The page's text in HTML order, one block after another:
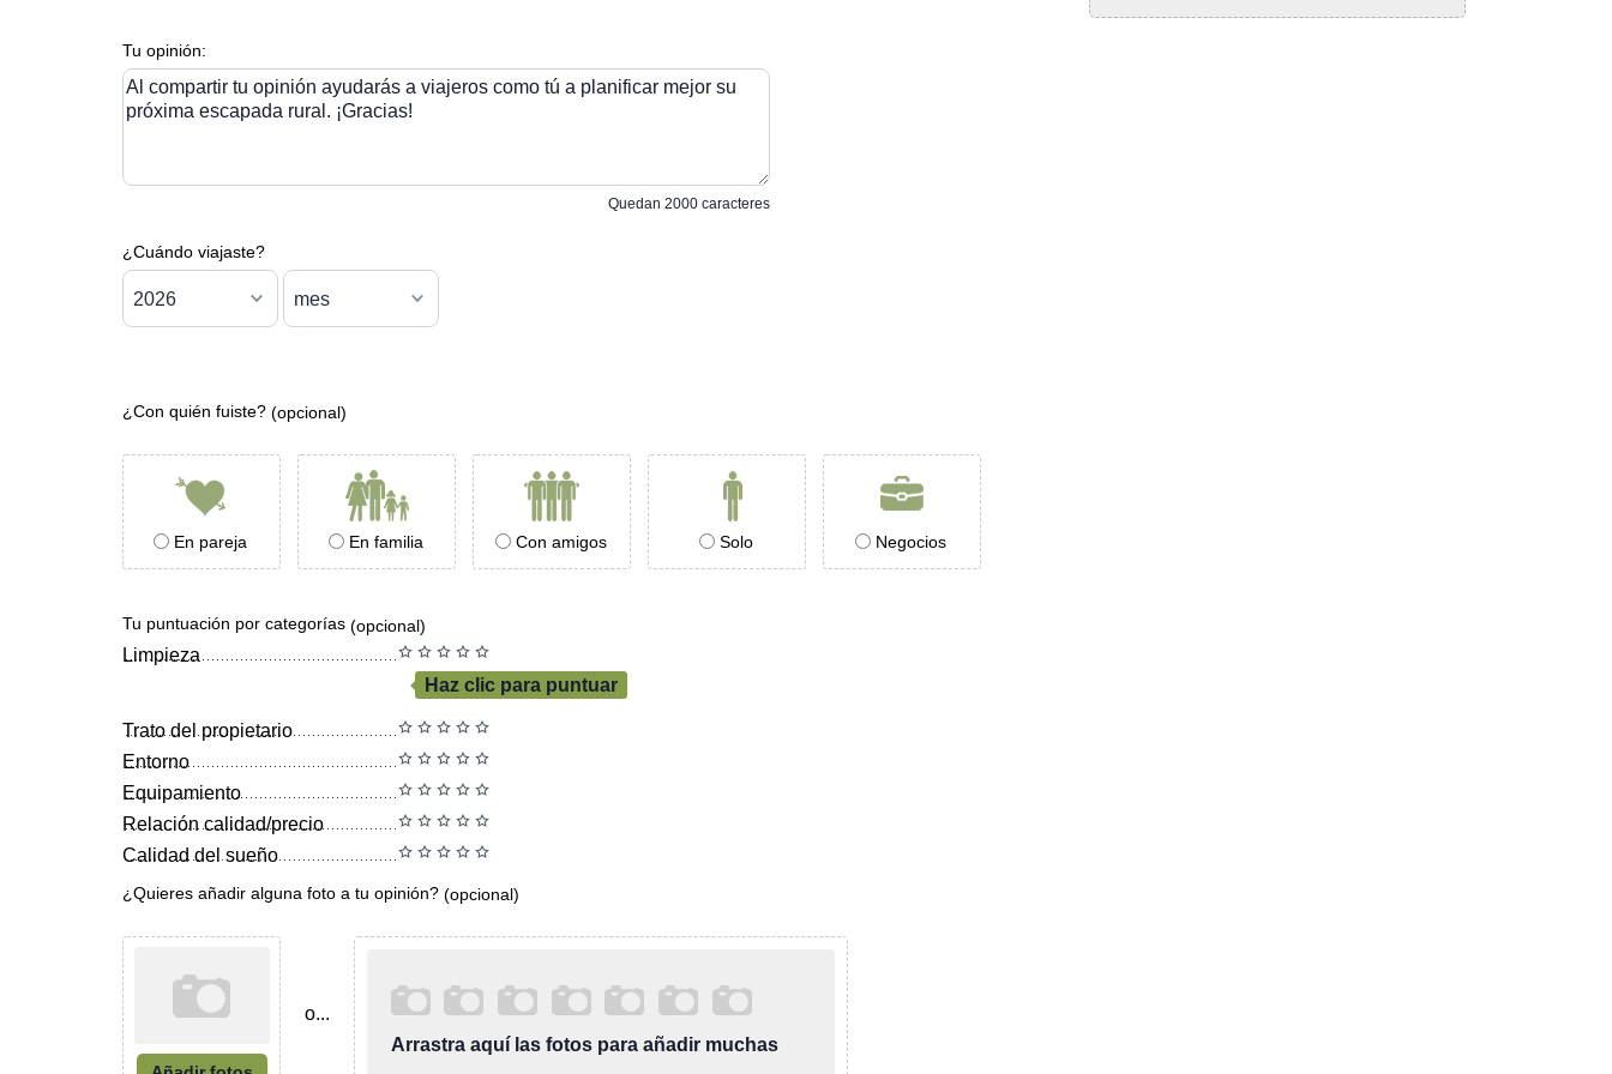
Tu opinión:
Al compartir tu opinión ayudarás a viajeros como tú a planificar mejor su
próxima escapada rural. ¡Gracias!
Quedan 2000 caracteres
¿Cuándo viajaste?
¿Con quién fuiste? (opcional)
En pareja En familia Con amigos Solo Negocios
Tu puntuación por categorías (opcional)
Limpieza
Haz clic para puntuar
Trato del propietario
Entorno
Equipamiento
Relación calidad/precio
Calidad del sueño
¿Quieres añadir alguna foto a tu opinión? (opcional)
o...
Arrastra aquí las fotos para añadir muchas